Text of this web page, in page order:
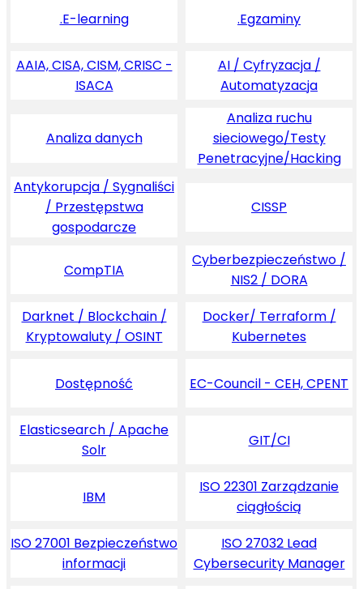
.E-learning .Egzaminy
AAIA, CISA, CISM, CRISC -
ISACA
AI / Cyfryzacja /
Automatyzacja
Analiza danych
Analiza ruchu
sieciowego/Testy
Penetracyjne/Hacking
Antykorupcja / Sygnaliści
/ Przestępstwa
gospodarcze
CISSP
CompTIA
Cyberbezpieczeństwo /
NIS2 / DORA
Darknet / Blockchain /
Kryptowaluty / OSINT
Docker/ Terraform /
Kubernetes
Dostępność EC-Council - CEH, CPENT
Elasticsearch / Apache
Solr
GIT/CI
IBM
ISO 22301 Zarządzanie
ciągłością
ISO 27001 Bezpieczeństwo
informacji
ISO 27032 Lead
Cybersecurity Manager